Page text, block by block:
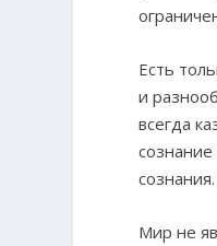
Есть
и
всегда
сознания.
Мир не